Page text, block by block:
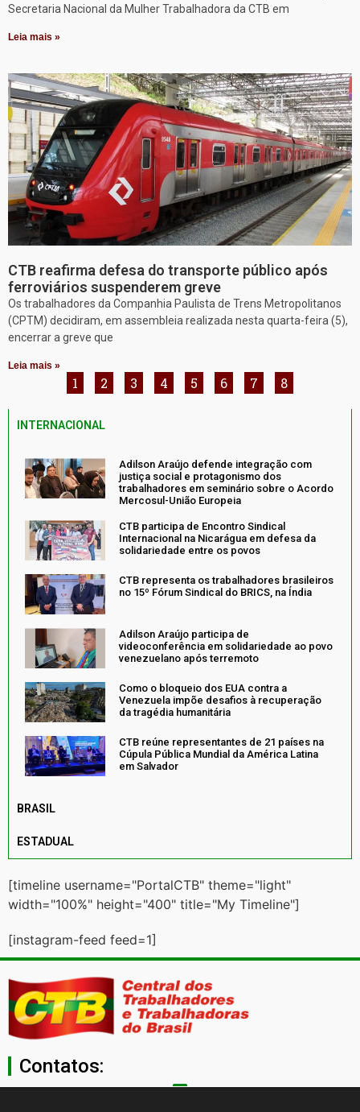
Secretaria Nacional da Mulher Trabalhadora da CTB em
Leia mais »
CTB reafirma defesa do transporte público após
ferroviários suspenderem greve
Os trabalhadores da Companhia Paulista de Trens Metropolitanos
(CPTM) decidiram, em assembleia realizada nesta quarta-feira (5),
encerrar a greve que
Leia mais »
1 2 3 4 5 6 7 8
INTERNACIONAL
Adilson Araújo defende integração com
justiça social e protagonismo dos
trabalhadores em seminário sobre o Acordo
Mercosul-União Europeia
CTB participa de Encontro Sindical
Internacional na Nicarágua em defesa da
solidariedade entre os povos
CTB representa os trabalhadores brasileiros
no 15º Fórum Sindical do BRICS, na Índia
Adilson Araújo participa de
videoconferência em solidariedade ao povo
venezuelano após terremoto
Como o bloqueio dos EUA contra a
Venezuela impõe desafios à recuperação
da tragédia humanitária
CTB reúne representantes de 21 países na
Cúpula Pública Mundial da América Latina
em Salvador
BRASIL
ESTADUAL
[timeline username="PortalCTB" theme="light"
width="100%" height="400" title="My Timeline"]
[instagram-feed feed=1]
Contatos: